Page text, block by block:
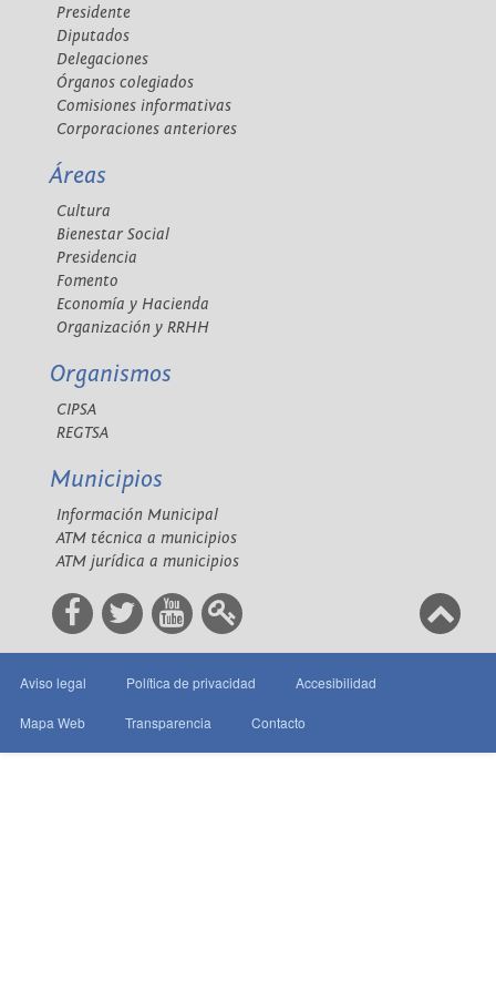
Presidente
Diputados
Delegaciones
Órganos colegiados
Comisiones informativas
Corporaciones anteriores
Áreas
Cultura
Bienestar Social
Presidencia
Fomento
Economía y Hacienda
Organización y RRHH
Organismos
CIPSA
REGTSA
Municipios
Información Municipal
ATM técnica a municipios
ATM jurídica a municipios
Aviso legal Política de privacidad Accesibilidad
Mapa Web Transparencia Contacto